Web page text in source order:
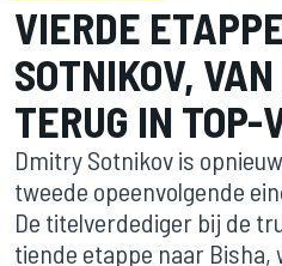
VIERDE
SOTNIKOV,
TERUG IN
Dmitry Sotnikov is
tweede opeenvolgende
De titelverdediger bij de
tiende etappe naar Bisha,